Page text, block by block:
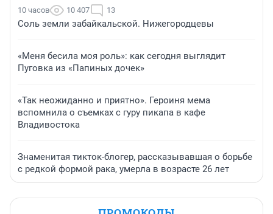
10 часов 10 407 13
Соль земли забайкальской. Нижегородцевы
«Меня бесила моя роль»: как сегодня выглядит
Пуговка из «Папиных дочек»
«Так неожиданно и приятно». Героиня мема
вспомнила о съемках с гуру пикапа в кафе
Владивостока
Знаменитая тикток-блогер, рассказывавшая о борьбе
с редкой формой рака, умерла в возрасте 26 лет